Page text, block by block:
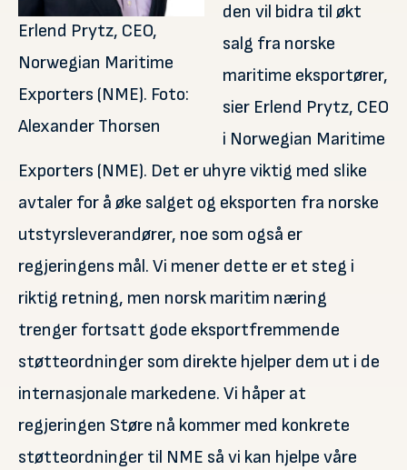
Erlend Prytz, CEO,
Norwegian Maritime
Exporters (NME). Foto:
Alexander Thorsen
den vil bidra til økt
salg fra norske
maritime eksportører,
sier Erlend Prytz, CEO
i Norwegian Maritime
Exporters (NME). Det er uhyre viktig med slike
avtaler for å øke salget og eksporten fra norske
utstyrsleverandører, noe som også er
regjeringens mål. Vi mener dette er et steg i
riktig retning, men norsk maritim næring
trenger fortsatt gode eksportfremmende
støtteordninger som direkte hjelper dem ut i de
internasjonale markedene. Vi håper at
regjeringen Støre nå kommer med konkrete
støtteordninger til NME så vi kan hjelpe våre